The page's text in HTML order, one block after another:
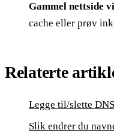
Gammel nettside
cache eller prøv
Relaterte
Legge til/slette
Slik endrer du